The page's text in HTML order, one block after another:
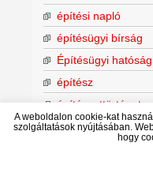
építési napló
építésügyi bírság
Építésügyi
építész
építészettörténet
építmény
A weboldalon cookie-kat
szolgáltatások nyújtásában.
hogy